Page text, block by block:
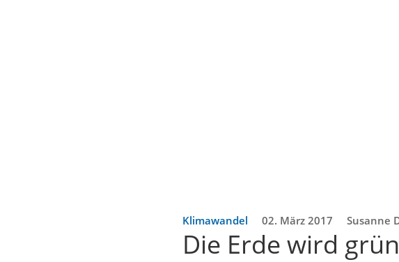
Klimawandel 02. März 2017 Susanne
Die Erde wird